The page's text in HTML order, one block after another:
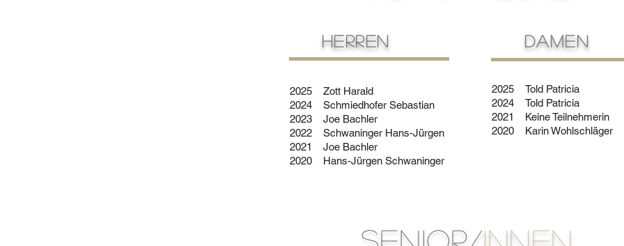
hERREN
2025
Zott Harald
2024
Schmiedhofer Sebastian
2023
Joe Bachler
2022
Schwaninger Hans-Jürgen
2021
Joe Bachler
2020
Hans-Jürgen Schwaninger
DAMEN
2025
Told Patricia
2024
Told Patricia
2021
Keine Teilnehmerin
2020
Karin Wohlschläger
SENIOR/INNEN